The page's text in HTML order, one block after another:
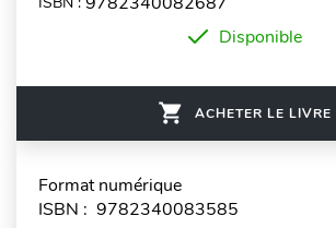
Disponible
ACHETER LE LIVRE
Format numérique
ISBN : 9782340083585